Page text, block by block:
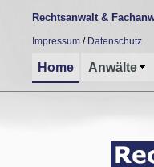
Rechtsanwalt &
Impressum / Datenschutz
Home Anwälte